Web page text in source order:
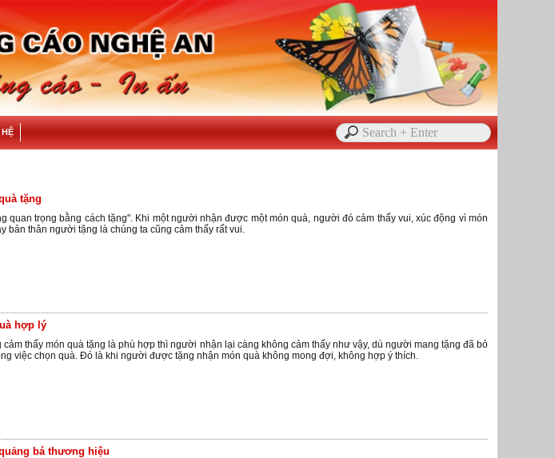
tặng
quan trọng bằng cách tặng". Khi một người nhận được một món quà, người đó cảm thấy vui, xúc động vì món
bản thân người tặng là chúng ta cũng cảm thấy rất vui.
hợp lý
cảm thấy món quà tặng là phù hợp thì người nhận lại càng không cảm thấy như vậy, dù người mang tặng đã bỏ
việc chọn quà. Đó là khi người được tặng nhận món quà không mong đợi, không hợp ý thích.
bá thương hiệu